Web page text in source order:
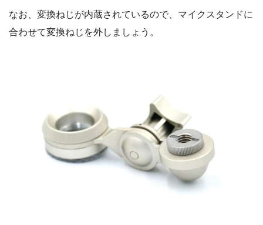
なお、変換ねじが内蔵されているので、マイクスタンドに
合わせて変換ねじを外しましょう。